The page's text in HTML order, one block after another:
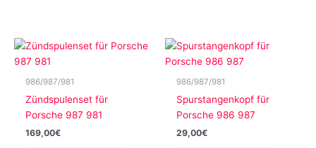
986/987/981
Zündspulenset für
Porsche 987 981
169,00€
986/987/981
Spurstangenkopf für
Porsche 986 987
29,00€